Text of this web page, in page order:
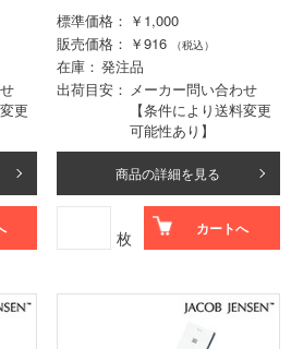
更
標準価格
￥1,000
販売価格
￥916 （税込）
在庫
発注品
出荷目安
メーカー問い合わせ
【条件により送料変更
可能性あり】
商品の詳細を見る
枚 カートへ